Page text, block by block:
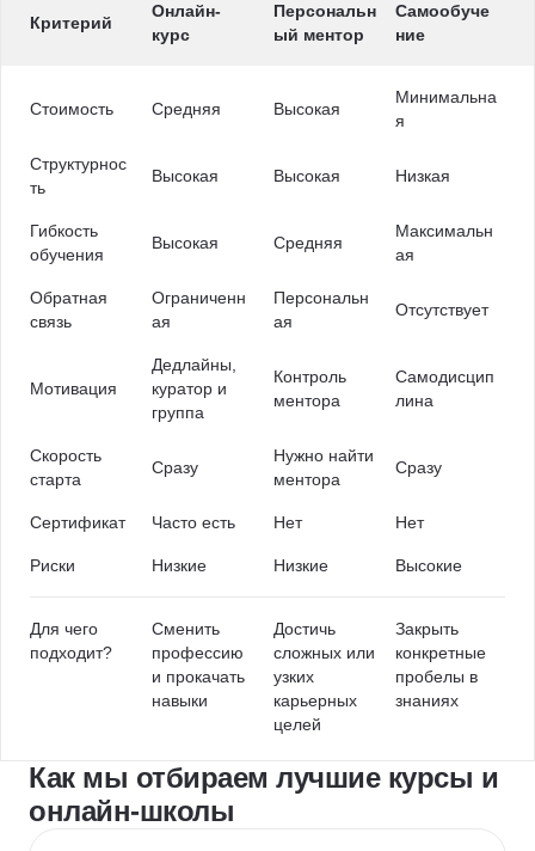
Критерий
Онлайн-
курс
Персональн
ый ментор
Самообуче
ние
Стоимость Средняя Высокая
Минимальна
я
Структурнос
ть
Высокая Высокая Низкая
Гибкость
обучения
Высокая Средняя
Максимальн
ая
Обратная
связь
Ограниченн
ая
Персональн
ая
Отсутствует
Мотивация
Дедлайны,
куратор и
группа
Контроль
ментора
Самодисцип
лина
Скорость
старта
Сразу
Нужно найти
ментора
Сразу
Сертификат Часто есть Нет Нет
Риски Низкие Низкие Высокие
Для чего
подходит?
Сменить
профессию
и прокачать
навыки
Достичь
сложных или
узких
карьерных
целей
Закрыть
конкретные
пробелы в
знаниях
Как мы отбираем лучшие курсы и
онлайн-школы